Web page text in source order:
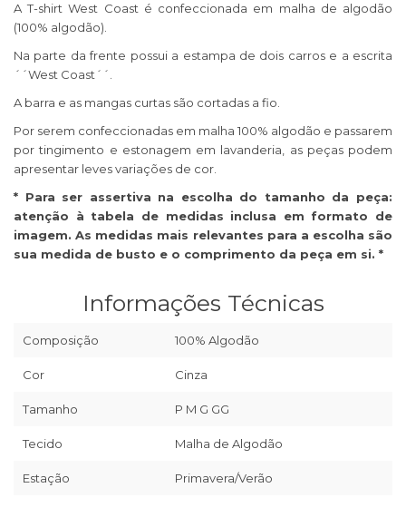
A T-shirt West Coast é confeccionada em malha de algodão
(100% algodão).
Na parte da frente possui a estampa de dois carros e a escrita
´´West Coast´´.
A barra e as mangas curtas são cortadas a fio.
Por serem confeccionadas em malha 100% algodão e passarem
por tingimento e estonagem em lavanderia, as peças podem
apresentar leves variações de cor.
* Para ser assertiva na escolha do tamanho da peça:
atenção à tabela de medidas inclusa em formato de
imagem. As medidas mais relevantes para a escolha são
sua medida de busto e o comprimento da peça em si. *
Informações Técnicas
Composição 100% Algodão
Cor Cinza
Tamanho P M G GG
Tecido Malha de Algodão
Estação Primavera/Verão